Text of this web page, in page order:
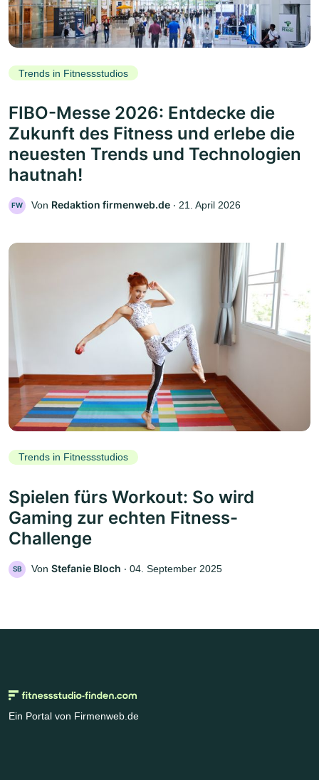
Trends in Fitnessstudios
FIBO-Messe 2026: Entdecke die
Zukunft des Fitness und erlebe die
neuesten Trends und Technologien
hautnah!
FW Von Redaktion firmenweb.de ‧ 21. April 2026
Trends in Fitnessstudios
Spielen fürs Workout: So wird
Gaming zur echten Fitness-
Challenge
SB Von Stefanie Bloch ‧ 04. September 2025
Ein Portal von Firmenweb.de